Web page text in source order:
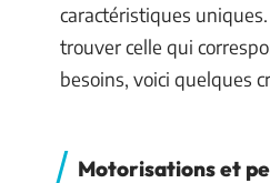
caractéristiques
trouver celle qui
besoins, voici quelques
Motorisations et